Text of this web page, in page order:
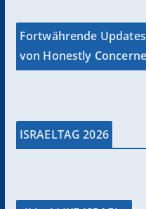
Fortwährende
von Honestly
ISRAELTAG 2026